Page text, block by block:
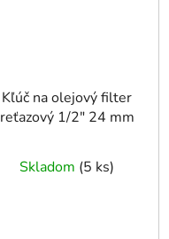
Kľúč na olejový filter
reťazový 1/2" 24 mm
Skladom (5 ks)